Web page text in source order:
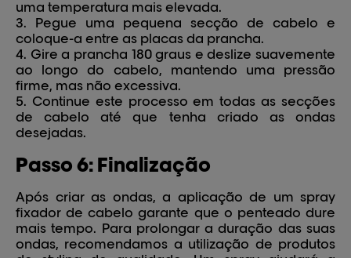
uma temperatura mais elevada.
Pegue uma pequena secção de cabelo e
coloque-a entre as placas da prancha.
Gire a prancha 180 graus e deslize suavemente
ao longo do cabelo, mantendo uma pressão
firme, mas não excessiva.
Continue este processo em todas as secções
de cabelo até que tenha criado as ondas
desejadas.
Passo 6: Finalização
Após criar as ondas, a aplicação de um spray
fixador de cabelo garante que o penteado dure
mais tempo. Para prolongar a duração das suas
ondas, recomendamos a utilização de produtos